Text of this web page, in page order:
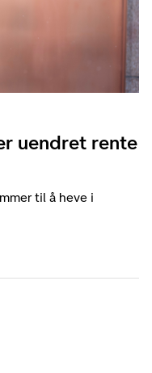
uendret rente
til å heve i